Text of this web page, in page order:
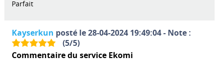
Parfait
Kayserkun posté le 28-04-2024 19:49:04 - Note :
(5/5)
Commentaire du service Ekomi